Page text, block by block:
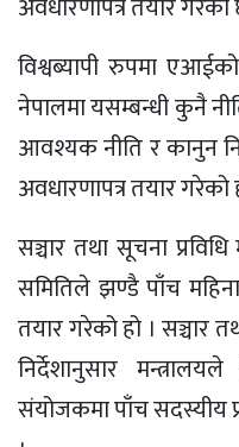
अवधारणापत्र तयार गरेको
विश्वब्यापी रुपमा
नेपालमा यसम्बन्धी कुनै
आवश्यक नीति र कानुन
अवधारणापत्र तयार गरेको
सञ्चार तथा सूचना
समितिले झण्डै पाँच
तयार गरेको हो । सञ्चार
निर्देशानुसार
संयोजकमा पाँच सदस्यीय